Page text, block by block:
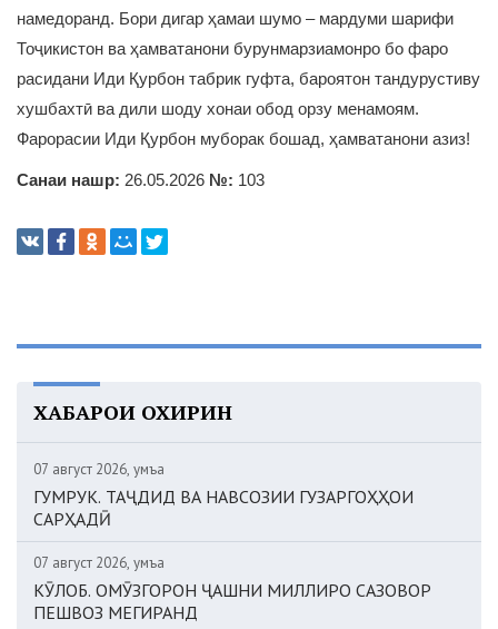
намедоранд. Бори дигар ҳамаи шумо – мардуми шарифи
Тоҷикистон ва ҳамватанони бурунмарзиамонро бо фаро
расидани Иди Қурбон табрик гуфта, бароятон тандурустиву
хушбахтӣ ва дили шоду хонаи обод орзу менамоям.
Фарорасии Иди Қурбон муборак бошад, ҳамватанони азиз!
Санаи нашр: 26.05.2026 №: 103
ХАБАРҲОИ ОХИРИН
07 август 2026, Ҷумъа
ГУМРУК. ТАҶДИД ВА НАВСОЗИИ ГУЗАРГОҲҲОИ
САРҲАДӢ
07 август 2026, Ҷумъа
КӮЛОБ. ОМӮЗГОРОН ҶАШНИ МИЛЛИРО САЗОВОР
ПЕШВОЗ МЕГИРАНД